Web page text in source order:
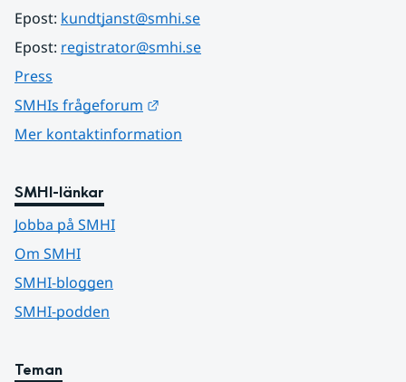
Epost: kundtjanst@smhi.se
Epost: registrator@smhi.se
Press
SMHIs frågeforum
Mer kontaktinformation
SMHI-länkar
Jobba på SMHI
Om SMHI
SMHI-bloggen
SMHI-podden
Teman